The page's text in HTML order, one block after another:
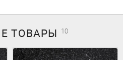
ТОВАРЫ 10